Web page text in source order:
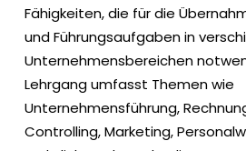
Fähigkeiten, die für die
und Führungsaufgaben in
Unternehmensbereichen
Lehrgang umfasst Themen wie
Unternehmensführung,
Controlling, Marketing,